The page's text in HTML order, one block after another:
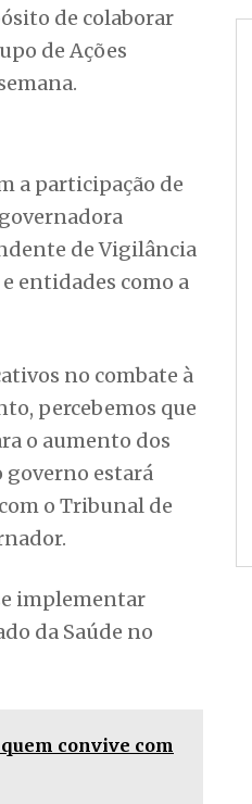
de colaborar
de Ações
a participação de
de Vigilância
entidades como a
no combate à
percebemos que
o aumento dos
governo estará
o Tribunal de
implementar
da Saúde no
convive com